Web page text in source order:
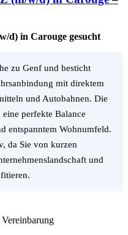
d) in Carouge gesucht
zu Genf und besticht
mit direktem
und Autobahnen. Die
perfekte Balance
entspanntem Wohnumfeld.
da Sie von kurzen
und